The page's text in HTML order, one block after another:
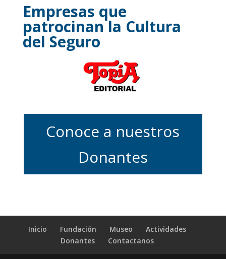
Empresas que
patrocinan la Cultura
del Seguro
Conoce a nuestros
Donantes
Inicio Fundación Museo
Actividades
Donantes
Contactanos